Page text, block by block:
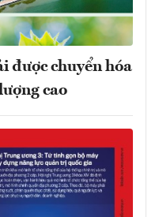
được chuyển hóa
cao